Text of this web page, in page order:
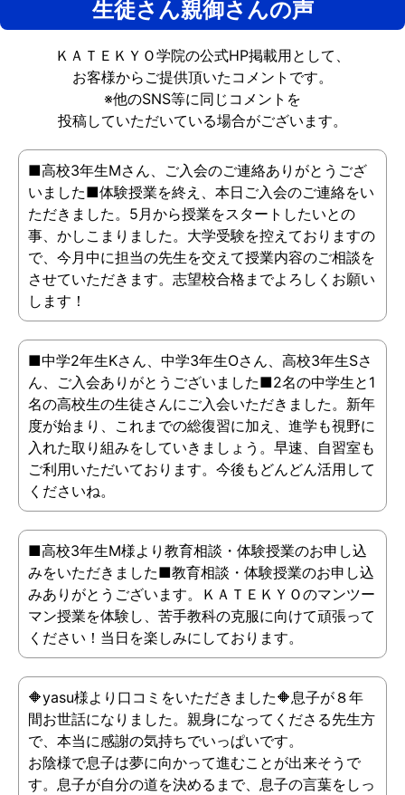
生徒さん親御さんの声
ＫＡＴＥＫＹＯ学院の公式HP掲載用として、
お客様からご提供頂いたコメントです。
※他のSNS等に同じコメントを
投稿していただいている場合がございます。
■高校3年生Mさん、ご入会のご連絡ありがとうござ
いました■体験授業を終え、本日ご入会のご連絡をい
ただきました。5月から授業をスタートしたいとの
事、かしこまりました。大学受験を控えておりますの
で、今月中に担当の先生を交えて授業内容のご相談を
させていただきます。志望校合格までよろしくお願い
します！
■中学2年生Kさん、中学3年生Oさん、高校3年生Sさ
ん、ご入会ありがとうございました■2名の中学生と1
名の高校生の生徒さんにご入会いただきました。新年
度が始まり、これまでの総復習に加え、進学も視野に
入れた取り組みをしていきましょう。早速、自習室も
ご利用いただいております。今後もどんどん活用して
くださいね。
■高校3年生M様より教育相談・体験授業のお申し込
みをいただきました■教育相談・体験授業のお申し込
みありがとうございます。ＫＡＴＥＫＹＯのマンツー
マン授業を体験し、苦手教科の克服に向けて頑張って
ください！当日を楽しみにしております。
🔶yasu様より口コミをいただきました🔶息子が８年
間お世話になりました。親身になってくださる先生方
で、本当に感謝の気持ちでいっぱいです。
お陰様で息子は夢に向かって進むことが出来そうで
す。息子が自分の道を決めるまで、息子の言葉をしっ